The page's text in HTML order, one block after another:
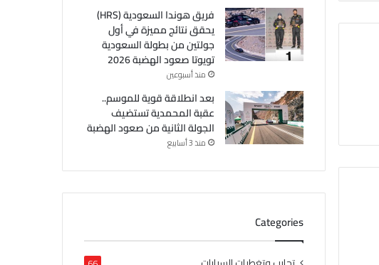
فريق هوندا السعودية (HRS)
يحقق نتائج مميزة في أول
جولتين من بطولة السعودية
تويوتا صعود الهضبة 2026
منذ أسبوعين
بعد انطلاقة قوية للموسم..
عقبة المحمدية تستضيف
الجولة الثانية من صعود الهضبة
منذ 3 أسابيع
Categories